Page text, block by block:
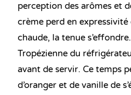
perception des arômes et
crème perd en
chaude, la tenue
Tropézienne du
avant de servir. Ce temps
d’oranger et de vanille de